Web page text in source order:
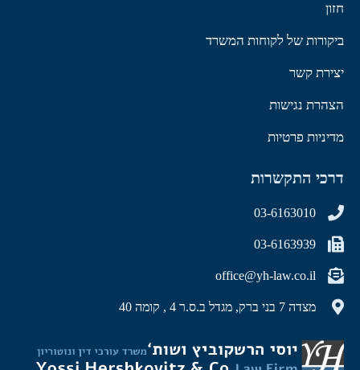
חזון
ביקורות של לקוחות המשרד
יצירת קשר
הצהרת נגישות
מדיניות פרטיות
דרכי התקשרות
03-6163010
03-6163939
office@yh-law.co.il
מצדה 7 בני ברק, מגדל ב.ס.ר 4 , קומה 40